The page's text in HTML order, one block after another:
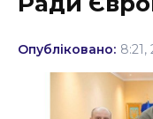
Події
Політика
Опубліковано: 8:21,